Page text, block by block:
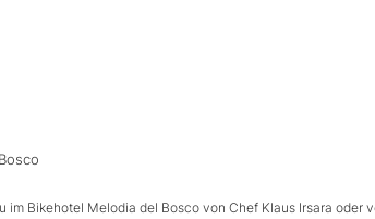
im Bikehotel Melodia del Bosco von Chef Klaus Irsara oder